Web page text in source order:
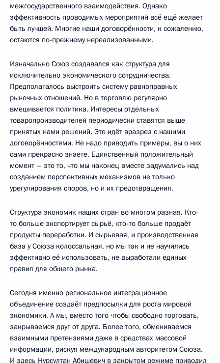
межгосударственного взаимодействия. Однако
эффективность проводимых мероприятий всё ещё желает
быть лучшей. Многие наши договорённости, к сожалению,
остаются по-прежнему нереализованными.
Изначально Союз создавался как структура для
исключительно экономического сотрудничества.
Предполагалось выстроить систему равноправных
рыночных отношений. Но в торговлю регулярно
вмешивается политика. Интересы отдельных
товаропроизводителей периодически ставятся выше
принятых нами решений. Это идёт вразрез с нашими
договорённостями. Не надо приводить примеры, вы о них
сами прекрасно знаете. Единственный положительный
момент – это то, что мы наконец вместе задумались над
созданием перспективных механизмов не только
урегулирования споров, но и их предотвращения.
Структура экономик наших стран во многом разная. Кто-
то больше экспортирует сырьё, кто-то больше продаёт
продукты переработки. И сырьевая, и производственная
база у Союза колоссальная, но мы так и не научились
эффективно её использовать, не выработали единых
правил для общего рынка.
Сегодня именно региональное интеграционное
объединение создаёт предпосылки для роста мировой
экономики. А мы, вместо того чтобы свободно торговать,
закрываемся друг от друга. Более того, обмениваемся
взаимными претензиями даже в средствах массовой
информации, рискуя международным авторитетом Союза.
И здесь Нурсултан Абишевич в закрытом режиме приводил